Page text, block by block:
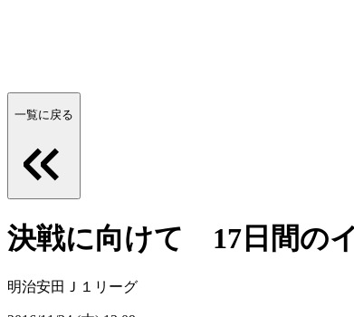
一覧に戻る
決戦に向けて 17日間の
明治安田Ｊ１リーグ